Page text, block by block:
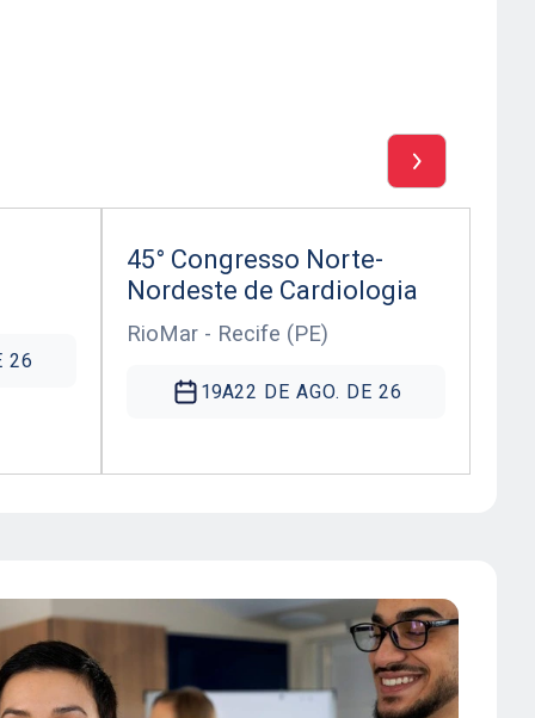
26
45° Congresso Norte-
Nordeste de Cardiologia
RioMar - Recife (PE)
19A22 DE AGO. DE 26